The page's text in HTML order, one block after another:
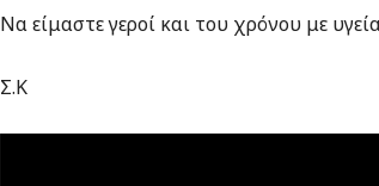
Να είμαστε γεροί και του χρόνου με
Σ.Κ